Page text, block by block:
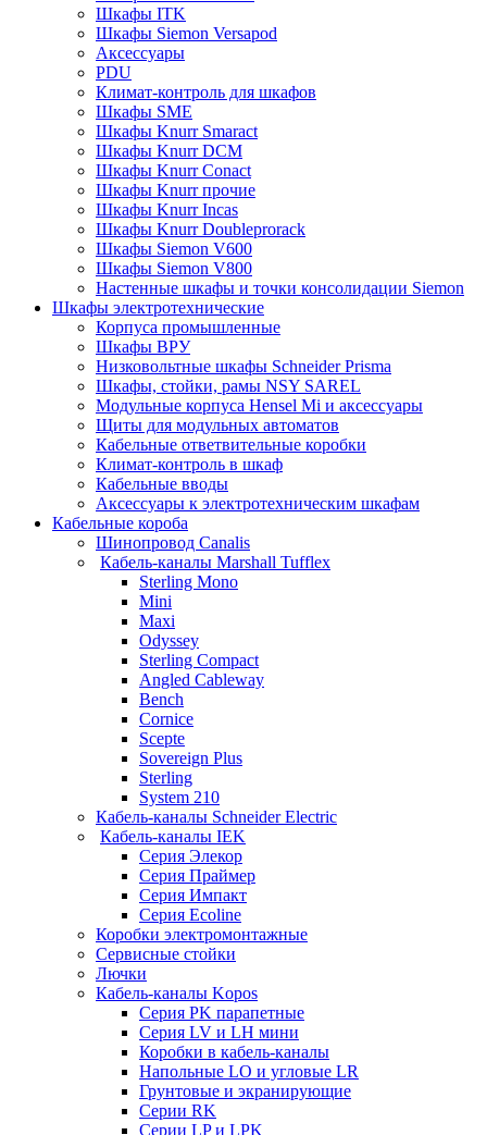
Шкафы ITK
Шкафы Siemon Versapod
Аксессуары
PDU
Климат-контроль для шкафов
Шкафы SME
Шкафы Knurr Smaract
Шкафы Knurr DCM
Шкафы Knurr Conact
Шкафы Knurr прочие
Шкафы Knurr Incas
Шкафы Knurr Doubleprorack
Шкафы Siemon V600
Шкафы Siemon V800
Настенные шкафы и точки консолидации Siemon
Шкафы электротехнические
Корпуса промышленные
Шкафы ВРУ
Низковольтные шкафы Schneider Prisma
Шкафы, стойки, рамы NSY SAREL
Модульные корпуса Hensel Mi и аксессуары
Щиты для модульных автоматов
Кабельные ответвительные коробки
Климат-контроль в шкаф
Кабельные вводы
Аксессуары к электротехническим шкафам
Кабельные короба
Шинопровод Canalis
Кабель-каналы Marshall Tufflex
Sterling Mono
Mini
Maxi
Odyssey
Sterling Compact
Angled Cableway
Bench
Cornice
Scepte
Sovereign Plus
Sterling
System 210
Кабель-каналы Schneider Electric
Кабель-каналы IEK
Серия Элекор
Серия Праймер
Серия Импакт
Серия Ecoline
Коробки электромонтажные
Сервисные стойки
Лючки
Кабель-каналы Kopos
Серия PK парапетные
Серия LV и LH мини
Коробки в кабель-каналы
Напольные LO и угловые LR
Грунтовые и экранирующие
Серии RK
Серии LP и LPK